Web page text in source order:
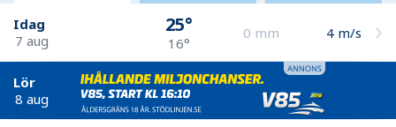
Idag
7 aug
25°
16°
0 mm 4 m/s
Lör
8 aug